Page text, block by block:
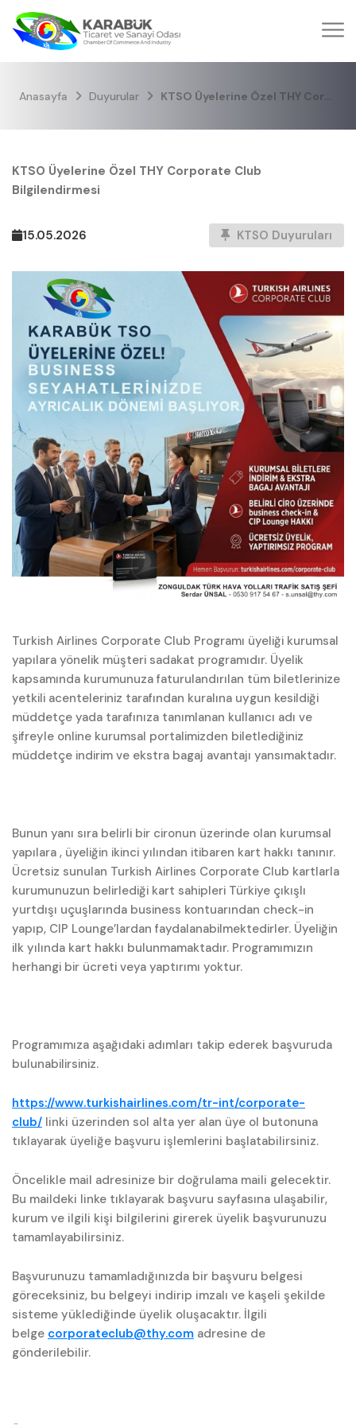
Anasayfa Duyurular KTSO Üyelerine Özel THY Corporate Club Bilgilendirmesi
KTSO Üyelerine Özel THY Corporate Club
Bilgilendirmesi
15.05.2026 KTSO Duyuruları
Turkish Airlines Corporate Club Programı üyeliği kurumsal
yapılara yönelik müşteri sadakat programıdır. Üyelik
kapsamında kurumunuza faturulandırılan tüm biletlerinize
yetkili acenteleriniz tarafından kuralına uygun kesildiği
müddetçe yada tarafınıza tanımlanan kullanıcı adı ve
şifreyle online kurumsal portalimizden biletlediğiniz
müddetçe indirim ve ekstra bagaj avantajı yansımaktadır.
Bunun yanı sıra belirli bir cironun üzerinde olan kurumsal
yapılara , üyeliğin ikinci yılından itibaren kart hakkı tanınır.
Ücretsiz sunulan Turkish Airlines Corporate Club kartlarla
kurumunuzun belirlediği kart sahipleri Türkiye çıkışlı
yurtdışı uçuşlarında business kontuarından check-in
yapıp, CIP Lounge’lardan faydalanabilmektedirler. Üyeliğin
ilk yılında kart hakkı bulunmamaktadır. Programımızın
herhangi bir ücreti veya yaptırımı yoktur.
Programımıza aşağıdaki adımları takip ederek başvuruda
bulunabilirsiniz.
https://www.turkishairlines.com/tr-int/corporate-
club/ linki üzerinden sol alta yer alan üye ol butonuna
tıklayarak üyeliğe başvuru işlemlerini başlatabilirsiniz.
Öncelikle mail adresinize bir doğrulama maili gelecektir.
Bu maildeki linke tıklayarak başvuru sayfasına ulaşabilir,
kurum ve ilgili kişi bilgilerini girerek üyelik başvurunuzu
tamamlayabilirsiniz.
Başvurunuzu tamamladığınızda bir başvuru belgesi
göreceksiniz, bu belgeyi indirip imzalı ve kaşeli şekilde
sisteme yüklediğinde üyelik oluşacaktır. İlgili
belge corporateclub@thy.com adresine de
gönderilebilir.